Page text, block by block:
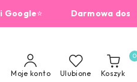
⭐Darmowa dostawa od
Moje konto Ulubione Koszyk
0